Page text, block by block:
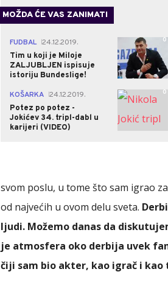
MOŽDA ĆE VAS ZANIMATI
FUDBAL 24.12.2019.
Tim u koji je Miloje
ZALJUBLJEN ispisuje
istoriju Bundeslige!
0
KOŠARKA 24.12.2019.
Potez po potez -
Jokićev 34. tripl-dabl u
karijeri (VIDEO)
0
svom poslu, u tome što sam igrao
od najvećih u ovom delu sveta.
ljudi. Možemo danas da
je atmosfera oko derbija uvek
čiji sam bio akter, kao igrač i kao